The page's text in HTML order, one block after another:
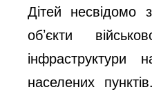
Дітей несвідомо
об’єкти
інфраструктури
населених